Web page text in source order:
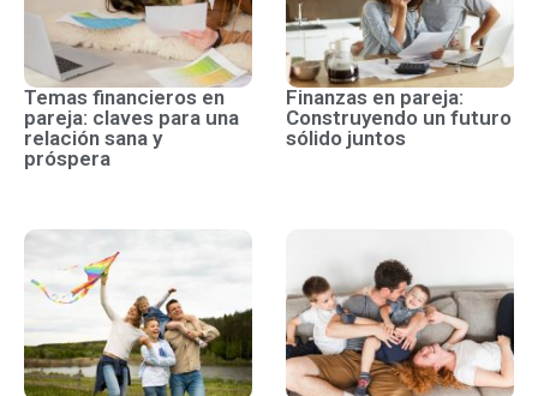
Temas financieros en
pareja: claves para una
relación sana y
próspera
Finanzas en pareja:
Construyendo un futuro
sólido juntos